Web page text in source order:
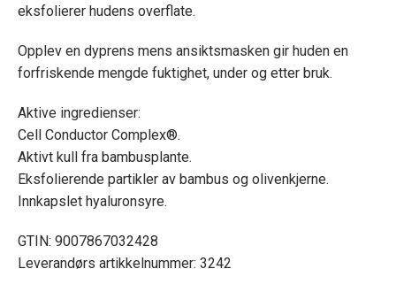
eksfolierer hudens overflate.
Opplev en dyprens mens ansiktsmasken gir huden en
forfriskende mengde fuktighet, under og etter bruk.
Aktive ingredienser:
Cell Conductor Complex®.
Aktivt kull fra bambusplante.
Eksfolierende partikler av bambus og olivenkjerne.
Innkapslet hyaluronsyre.
GTIN: 9007867032428
Leverandørs artikkelnummer: 3242